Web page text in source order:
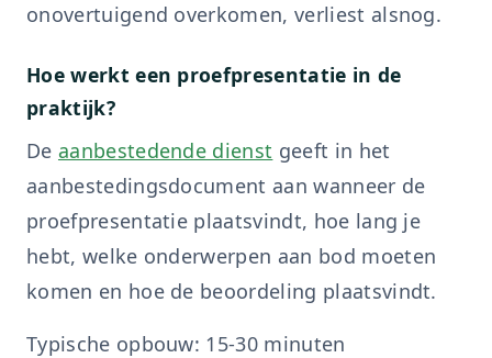
onovertuigend overkomen, verliest alsnog.
Hoe werkt een proefpresentatie in de
praktijk?
De aanbestedende dienst geeft in het
aanbestedingsdocument aan wanneer de
proefpresentatie plaatsvindt, hoe lang je
hebt, welke onderwerpen aan bod moeten
komen en hoe de beoordeling plaatsvindt.
Typische opbouw: 15-30 minuten